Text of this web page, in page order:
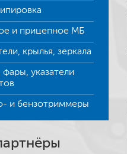
и прицепное МБ
крылья, зеркала
указатели
и бензотриммеры